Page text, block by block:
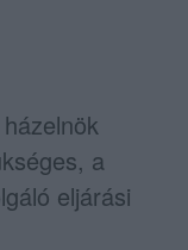
a
eljárási